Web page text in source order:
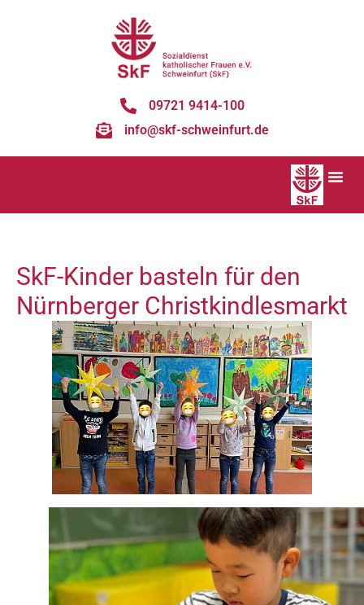
09721 9414-100
info@skf-schweinfurt.de
SkF-Kinder basteln für den
Nürnberger Christkindlesmarkt